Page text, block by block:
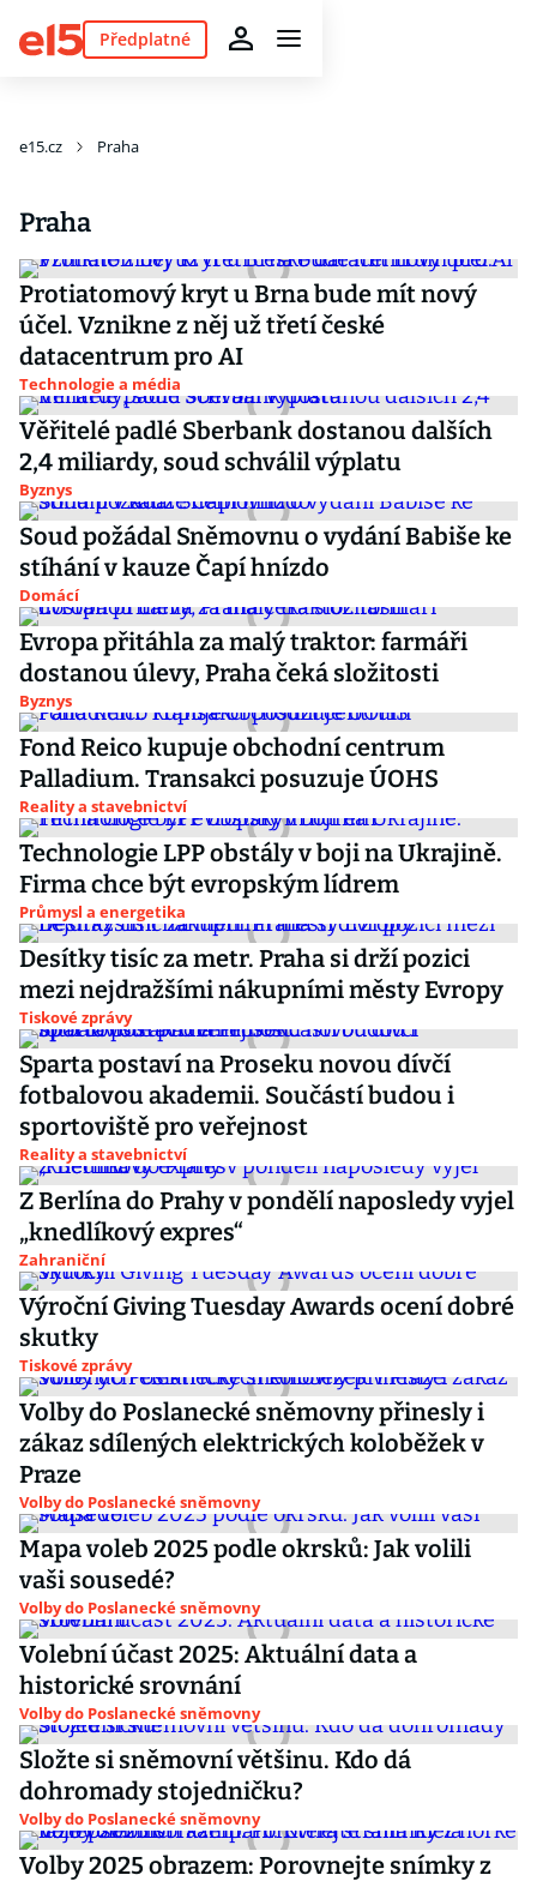
Předplatné
e15.cz Praha
Praha
Protiatomový kryt u Brna bude mít nový
účel. Vznikne z něj už třetí české
datacentrum pro AI
Technologie a média
Věřitelé padlé Sberbank dostanou dalších
2,4 miliardy, soud schválil výplatu
Byznys
Soud požádal Sněmovnu o vydání Babiše ke
stíhání v kauze Čapí hnízdo
Domácí
Evropa přitáhla za malý traktor: farmáři
dostanou úlevy, Praha čeká složitosti
Byznys
Fond Reico kupuje obchodní centrum
Palladium. Transakci posuzuje ÚOHS
Reality a stavebnictví
Technologie LPP obstály v boji na Ukrajině.
Firma chce být evropským lídrem
Průmysl a energetika
Desítky tisíc za metr. Praha si drží pozici
mezi nejdražšími nákupními městy Evropy
Tiskové zprávy
Sparta postaví na Proseku novou dívčí
fotbalovou akademii. Součástí budou i
sportoviště pro veřejnost
Reality a stavebnictví
Z Berlína do Prahy v pondělí naposledy vyjel
„knedlíkový expres“
Zahraniční
Výroční Giving Tuesday Awards ocení dobré
skutky
Tiskové zprávy
Volby do Poslanecké sněmovny přinesly i
zákaz sdílených elektrických koloběžek v
Praze
Volby do Poslanecké sněmovny
Mapa voleb 2025 podle okrsků: Jak volili
vaši sousedé?
Volby do Poslanecké sněmovny
Volební účast 2025: Aktuální data a
historické srovnání
Volby do Poslanecké sněmovny
Složte si sněmovní většinu. Kdo dá
dohromady stojedničku?
Volby do Poslanecké sněmovny
Volby 2025 obrazem: Porovnejte snímky z